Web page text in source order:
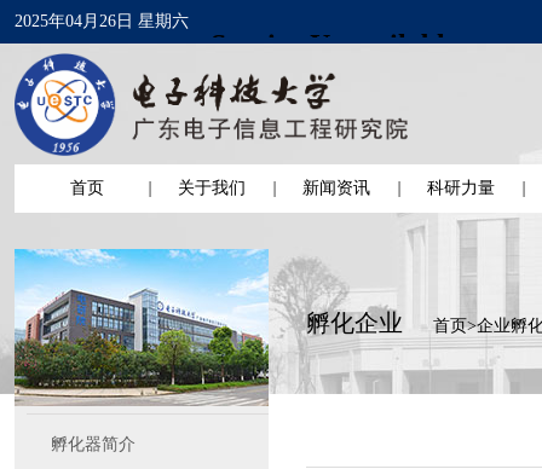
2025年04月26日 星期六
首页 关于我们 新闻资讯 科研力量
孵化器简介
孵化企业 首页>企业孵